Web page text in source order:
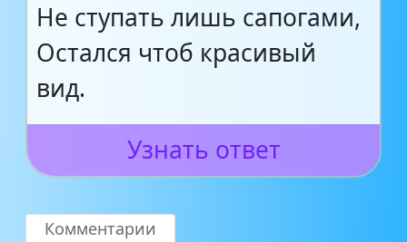
Не ступать лишь сапогами,
Остался чтоб красивый
вид.
Узнать ответ
Комментарии